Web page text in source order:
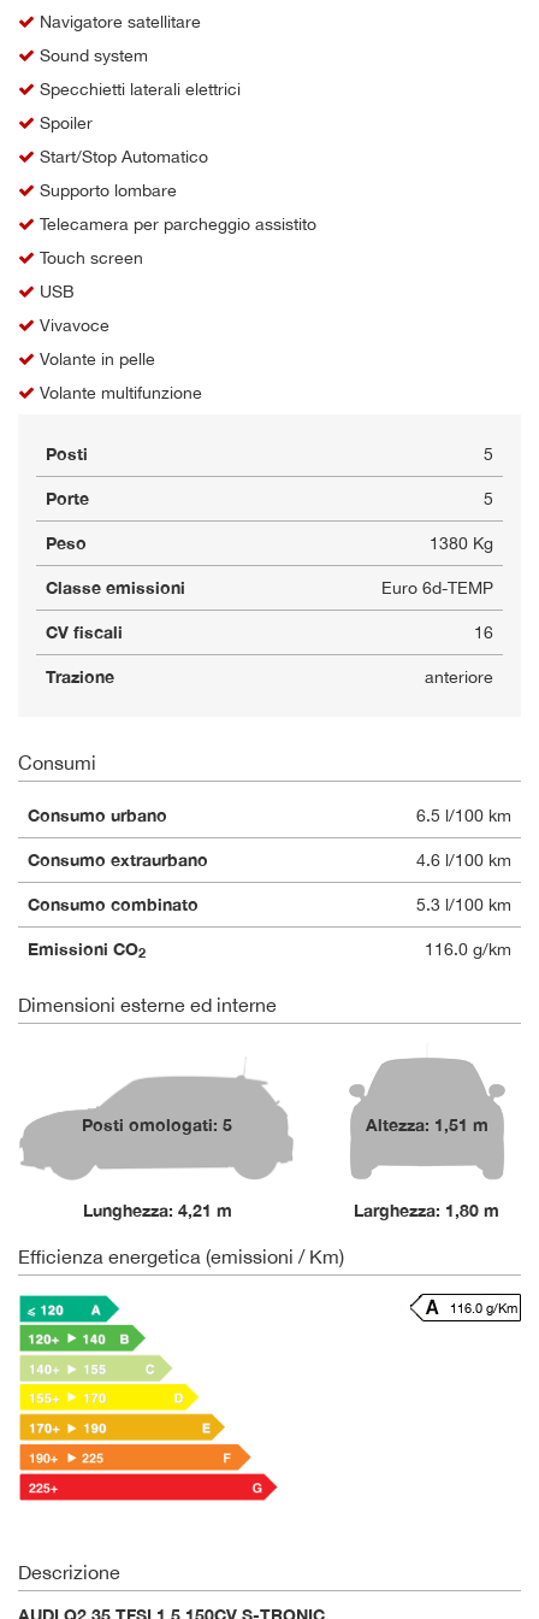
Navigatore satellitare
Sound system
Specchietti laterali elettrici
Spoiler
Start/Stop Automatico
Supporto lombare
Telecamera per parcheggio assistito
Touch screen
USB
Vivavoce
Volante in pelle
Volante multifunzione
Posti 5
Porte 5
Peso 1380 Kg
Classe emissioni Euro 6d-TEMP
CV fiscali 16
Trazione anteriore
Consumi
Consumo urbano 6.5 l/100 km
Consumo extraurbano 4.6 l/100 km
Consumo combinato 5.3 l/100 km
Emissioni CO2 116.0 g/km
Dimensioni esterne ed interne
Posti omologati: 5
Lunghezza: 4,21 m
Altezza: 1,51 m
Larghezza: 1,80 m
Efficienza energetica (emissioni / Km)
116.0 g/Km
Descrizione
AUDI Q2 35 TFSI 1.5 150CV S-TRONIC